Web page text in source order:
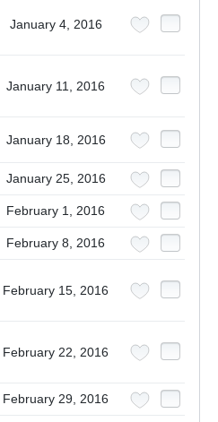
January 4, 2016
January 11, 2016
January 18, 2016
January 25, 2016
February 1, 2016
February 8, 2016
February 15, 2016
February 22, 2016
February 29, 2016